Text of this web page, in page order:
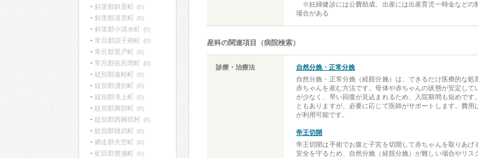
※妊婦健診には公費助成、出産には出産育児一時金などの
場合がある
産科の関連項目（病院検索）
診療・治療法
自然分娩・正常分娩
自然分娩・正常分娩（経腟分娩）は、できるだけ医療的な
赤ちゃんを産む方法です。母体や赤ちゃんの状態が安定して
が少なく、早い回復が見込まれるため、入院期間も短めです
ともありますが、必要に応じて医師がサポートします。費用
が利用可能です。
帝王切開
帝王切開は手術でお腹と子宮を切開して赤ちゃんを取りあげ
安全を守るため、自然分娩（経腟分娩）が難しい場合やリス
斜里郡斜里町 (0)
斜里郡清里町 (0)
斜里郡小清水町 (0)
常呂郡訓子府町 (0)
常呂郡置戸町 (0)
常呂郡佐呂間町 (0)
紋別郡遠軽町 (0)
紋別郡湧別町 (0)
紋別郡滝上町 (0)
紋別郡興部町 (0)
紋別郡西興部村 (0)
紋別郡雄武町 (0)
網走郡大空町 (0)
虻田郡豊浦町 (0)